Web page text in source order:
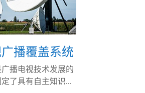
播覆盖系统
播电视技术发展的
了具有自主知识...